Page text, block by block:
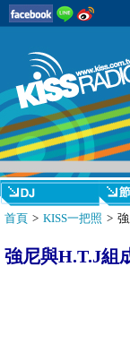
首頁 > KISS一把照 >
強尼與H.T.J組